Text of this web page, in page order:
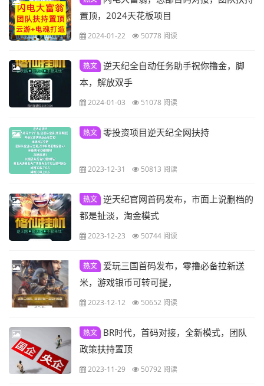
置顶，2024天花板项目
2024-01-22 50778 阅读
热文 逆天纪全自动任务助手祝你撸金，脚
本，解放双手
2024-01-03 51078 阅读
热文 零投资项目逆天纪全网扶持
2023-12-31 50813 阅读
热文 逆天纪官网首码发布，市面上说删档的
都是扯淡，淘金模式
2023-12-23 50744 阅读
热文
爱玩三国首码发布，零撸必备拉新送
米，游戏银币可转可提，
2023-12-12 50652 阅读
热文
BR时代，首码对接，全新模式，团队
政策扶持置顶
2023-11-29 50792 阅读